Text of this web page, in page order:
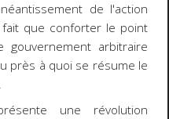
de l'action
que conforter le point
arbitraire
près à quoi se résume le
une révolution